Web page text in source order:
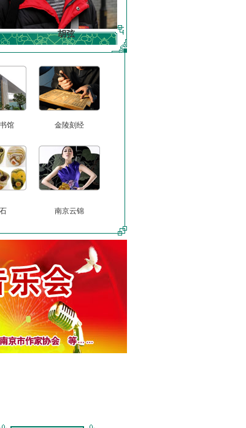
胡弦
馆 金陵刻经
南京云锦